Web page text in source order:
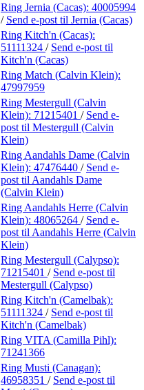
Ring Jernia (Cacas): 40005994
/ Send e-post til Jernia (Cacas)
Ring Kitch'n (Cacas):
51111324 / Send e-post til
Kitch'n (Cacas)
Ring Match (Calvin Klein):
47997959
Ring Mestergull (Calvin
Klein): 71215401 / Send e-
post til Mestergull (Calvin
Klein)
Ring Aandahls Dame (Calvin
Klein): 47476440 / Send e-
post til Aandahls Dame
(Calvin Klein)
Ring Aandahls Herre (Calvin
Klein): 48065264 / Send e-
post til Aandahls Herre (Calvin
Klein)
Ring Mestergull (Calypso):
71215401 / Send e-post til
Mestergull (Calypso)
Ring Kitch'n (Camelbak):
51111324 / Send e-post til
Kitch'n (Camelbak)
Ring VITA (Camilla Pihl):
71241366
Ring Musti (Canagan):
46958351 / Send e-post til